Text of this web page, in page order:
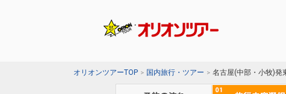
オリオンツアーTOP 国内旅行・ツアー 名古屋(中部・小牧)発